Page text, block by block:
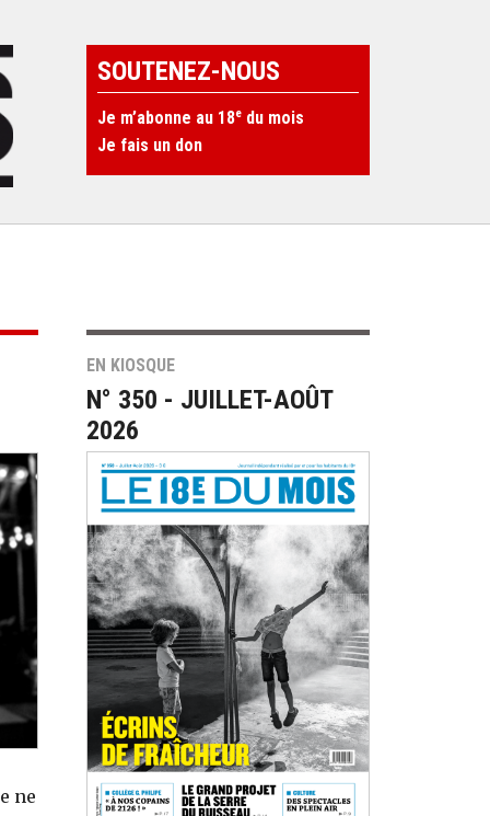
SOUTENEZ-NOUS
Je m’abonne au 18e du mois
Je fais un don
ne
EN KIOSQUE
N° 350 - JUILLET-AOÛT
2026